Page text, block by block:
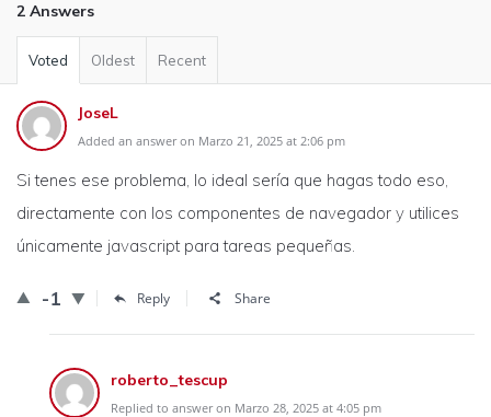
2 Answers
Voted Oldest Recent
JoseL
Added an answer on Marzo 21, 2025 at 2:06 pm
Si tenes ese problema, lo ideal sería que hagas todo eso,
directamente con los componentes de navegador y utilices
únicamente javascript para tareas pequeñas.
-1 Reply Share
roberto_tescup
Replied to answer on Marzo 28, 2025 at 4:05 pm